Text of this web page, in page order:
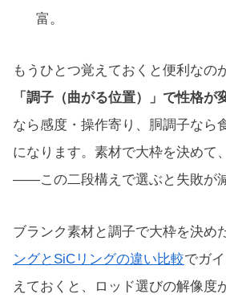
富。
もうひとつ覚えておくと便利なの
「調子（曲がる位置）」で性格が
なら感度・操作寄り、胴調子なら
になります。素材で大枠を決めて
——この二段構えで選ぶと失敗が減
ブランク素材と調子で大枠を決め
ングとSiCリングの違い比較でガ
えておくと、ロッド選びの解像度